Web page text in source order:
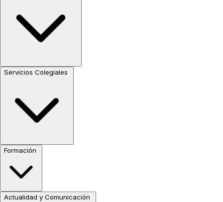
Servicios Colegiales
Formación
Actualidad y Comunicación